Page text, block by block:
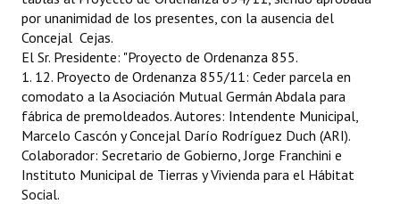
por unanimidad de los presentes, con la ausencia del
Concejal Cejas.
El Sr. Presidente: "Proyecto de Ordenanza 855.
1. 12. Proyecto de Ordenanza 855/11: Ceder parcela en
comodato a la Asociación Mutual Germán Abdala para
fábrica de premoldeados. Autores: Intendente Municipal,
Marcelo Cascón y Concejal Darío Rodríguez Duch (ARI).
Colaborador: Secretario de Gobierno, Jorge Franchini e
Instituto Municipal de Tierras y Vivienda para el Hábitat
Social.